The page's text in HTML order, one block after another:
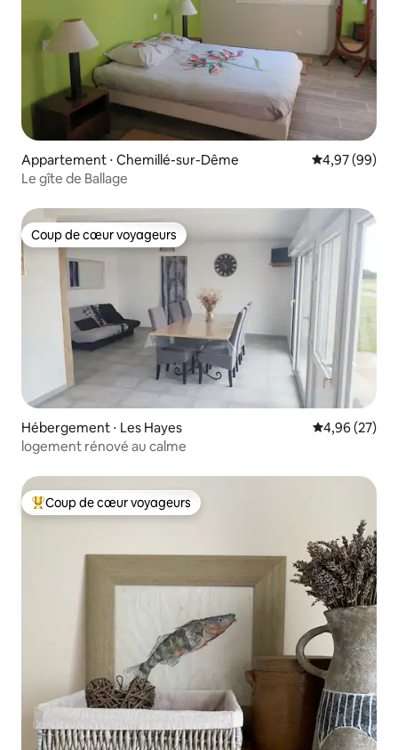
Appartement ⋅ Chemillé-sur-Dême Évaluation
4,97 (99)
Le gîte de Ballage
Coup de cœur voyageurs
Coup de cœur voyageurs
Hébergement ⋅ Les Hayes Évaluation
4,96 (27)
logement rénové au calme
Coups de cœur voyageurs les plus appréciés
Coup de cœur voyageurs